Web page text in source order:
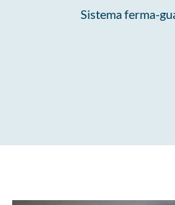
Sistema ferma-